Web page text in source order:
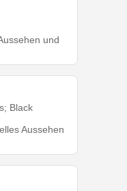
und
Black
Aussehen